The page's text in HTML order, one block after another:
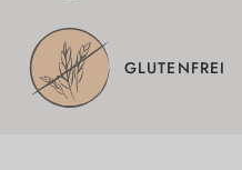
GLUTENFREI